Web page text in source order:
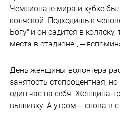
Чемпионате мира и кубке
коляской. Подходишь к
Богу" и он садится в
места в стадионе", –
День женщины-волонтера
занятость стопроцентная,
один час на себя. Женщина
вышивку. А утром – снова в